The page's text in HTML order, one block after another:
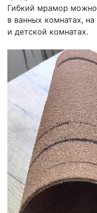
Гибкий мрамор можно
в ванных комнатах,
и детской комнатах.